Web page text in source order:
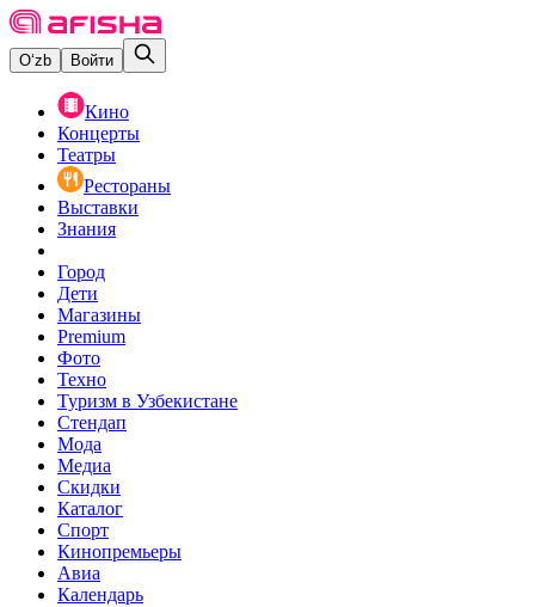
O‘zb Войти
Кино
Концерты
Театры
Рестораны
Выставки
Знания
Город
Дети
Магазины
Premium
Фото
Техно
Туризм в Узбекистане
Стендап
Мода
Медиа
Скидки
Каталог
Спорт
Кинопремьеры
Авиа
Календарь